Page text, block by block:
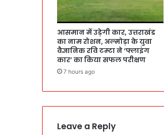
आसमान में उड़ेगी कार, उत्तराखंड
का नाम रोशन, अल्मोड़ा के युवा
वैज्ञानिक रवि टम्टा ने ‘फ्लाइंग
कार’ का किया सफल परीक्षण
7 hours ago
Leave a Reply